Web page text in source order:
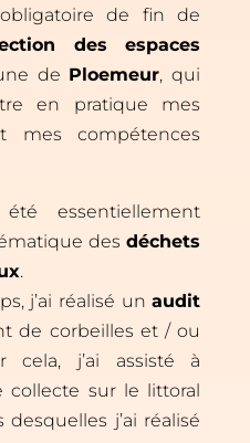
de fin de
des espaces
de Ploemeur, qui
en pratique mes
mes compétences
essentiellement
desdéchets
.
j’ai réalisé unaudit
de corbeilles et / ou
cela, j’ai assisté à
collecte sur le littoral
j’ai réalisé